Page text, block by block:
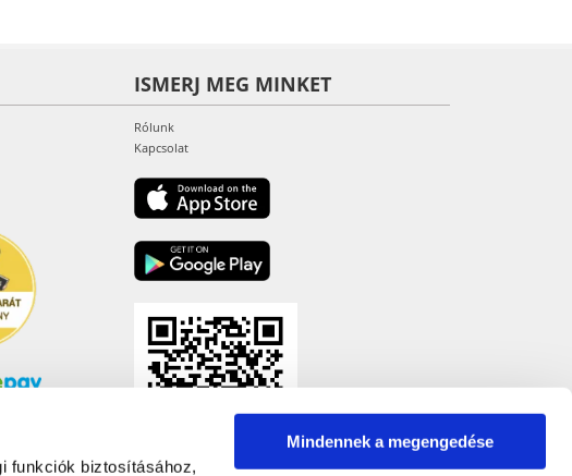
funkciók biztosításához,
Mindennek a megengedése
ISMERJ MEG MINKET
Rólunk
Kapcsolat